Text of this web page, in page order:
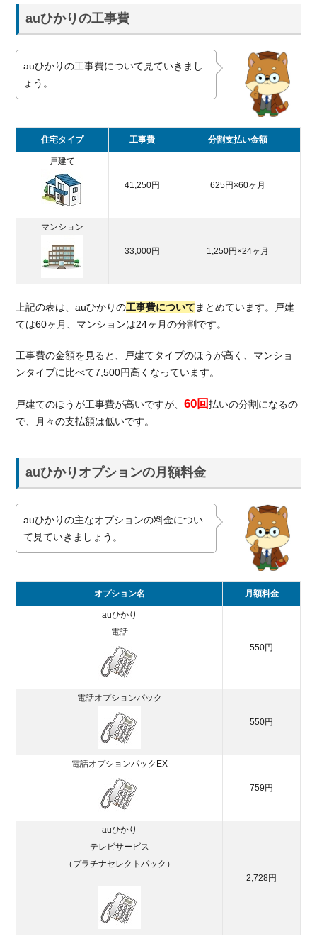
auひかりの工事費
auひかりの工事費について見ていきまし
ょう。
住宅タイプ 工事費 分割支払い金額
戸建て
41,250円 625円×60ヶ月
マンション
33,000円 1,250円×24ヶ月
上記の表は、auひかりの工事費について まとめています。戸建
ては60ヶ月、マンションは24ヶ月の分割です。
工事費の金額を見ると、戸建てタイプのほうが高く、マンショ
ンタイプに比べて7,500円高くなっています。
戸建てのほうが工事費が高いですが、60回払いの分割になるの
で、月々の支払額は低いです。
auひかりオプションの月額料金
auひかりの主なオプションの料金につい
て見ていきましょう。
オプション名 月額料金
auひかり
電話
550円
電話オプションパック
550円
電話オプションパックEX
759円
auひかり
テレビサービス
（プラチナセレクトパック）
2,728円